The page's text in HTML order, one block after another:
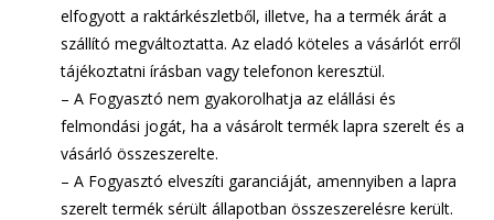
elfogyott a raktárkészletből, illetve, ha a termék árát a
szállító megváltoztatta. Az eladó köteles a vásárlót erről
tájékoztatni írásban vagy telefonon keresztül.
– A Fogyasztó nem gyakorolhatja az elállási és
felmondási jogát, ha a vásárolt termék lapra szerelt és a
vásárló összeszerelte.
– A Fogyasztó elveszíti garanciáját, amennyiben a lapra
szerelt termék sérült állapotban összeszerelésre került.